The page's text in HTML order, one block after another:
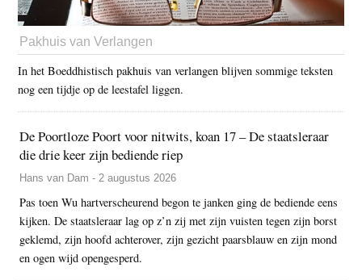
Pakhuis van Verlangen
In het Boeddhistisch pakhuis van verlangen blijven sommige teksten
nog een tijdje op de leestafel liggen.
De Poortloze Poort voor nitwits, koan 17 – De staatsleraar
die drie keer zijn bediende riep
Hans van Dam - 2 augustus 2026
Pas toen Wu hartverscheurend begon te janken ging de bediende eens
kijken. De staatsleraar lag op z’n zij met zijn vuisten tegen zijn borst
geklemd, zijn hoofd achterover, zijn gezicht paarsblauw en zijn mond
en ogen wijd opengesperd.